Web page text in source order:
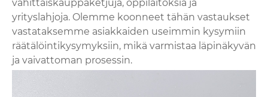
vähittäiskauppaketjuja, oppilaitoksia ja
yrityslahjoja. Olemme koonneet tähän vastaukset
vastataksemme asiakkaiden useimmin kysymiin
räätälöintikysymyksiin, mikä varmistaa läpinäkyvän
ja vaivattoman prosessin.